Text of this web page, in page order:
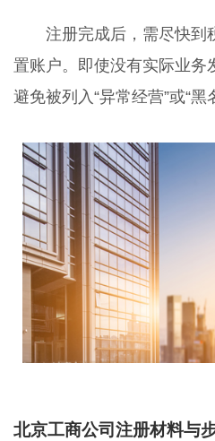
注册完成后，需尽快到
置账户。即使没有实际业务
避免被列入“异常经营”或“黑
北京工商公司注册材料与